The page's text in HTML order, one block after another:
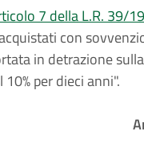
7 della L.R. 39/
con
in detrazione
per dieci anni".